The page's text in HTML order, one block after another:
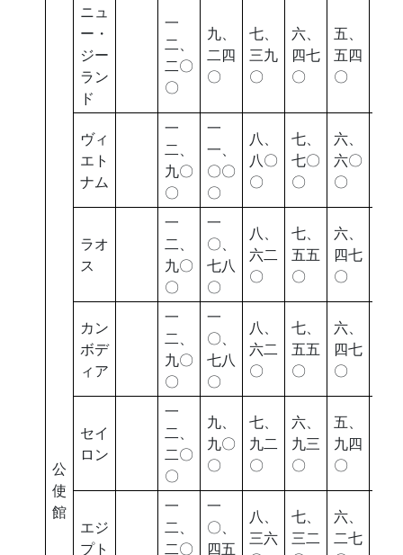
公
使
館
ニュ
ー・
ジー
ラン
ド
一
二、
二〇
〇
九、
二四
〇
七、
三九
〇
六、
四七
〇
五、
五四
〇
ヴィ
エト
ナム
一
二、
九〇
〇
一
一、
〇〇
〇
八、
八〇
〇
七、
七〇
〇
六、
六〇
〇
ラオ
ス
一
二、
九〇
〇
一
〇、
七八
〇
八、
六二
〇
七、
五五
〇
六、
四七
〇
カン
ボデ
ィア
一
二、
九〇
〇
一
〇、
七八
〇
八、
六二
〇
七、
五五
〇
六、
四七
〇
セイ
ロン
一
二、
二〇
〇
九、
九〇
〇
七、
九二
〇
六、
九三
〇
五、
九四
〇
エジ
プト
一
二、
二〇
一
〇、
四五
八、
三六
七、
三二
六、
二七